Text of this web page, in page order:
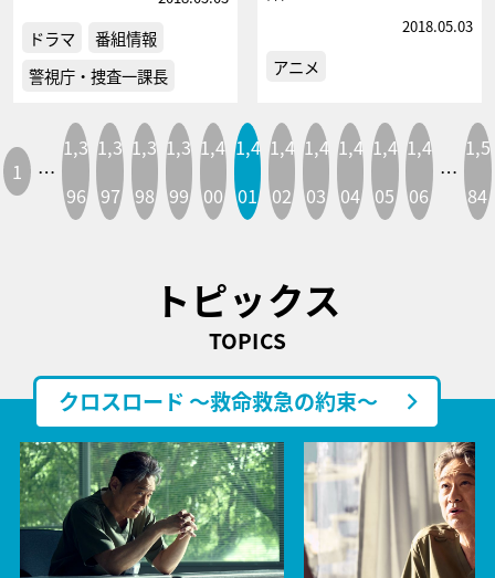
ドラマ
番組情報
警視庁・捜査一課長
2018.05.03
アニメ
1 …
1,3
96
1,3
97
1,3
98
1,3
99
1,4
00
1,4
01
1,4
02
1,4
03
1,4
04
1,4
05
1,4
06
…
1,5
84
トピックス
TOPICS
クロスロード ～救命救急の約束～